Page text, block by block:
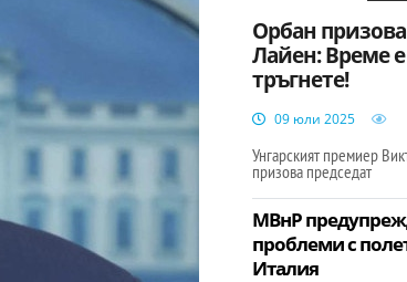
Орбан
Лайен: Време
тръгнете!
09 юли 2025
Унгарският премиер
призова председат
МВнР
проблеми с
Италия